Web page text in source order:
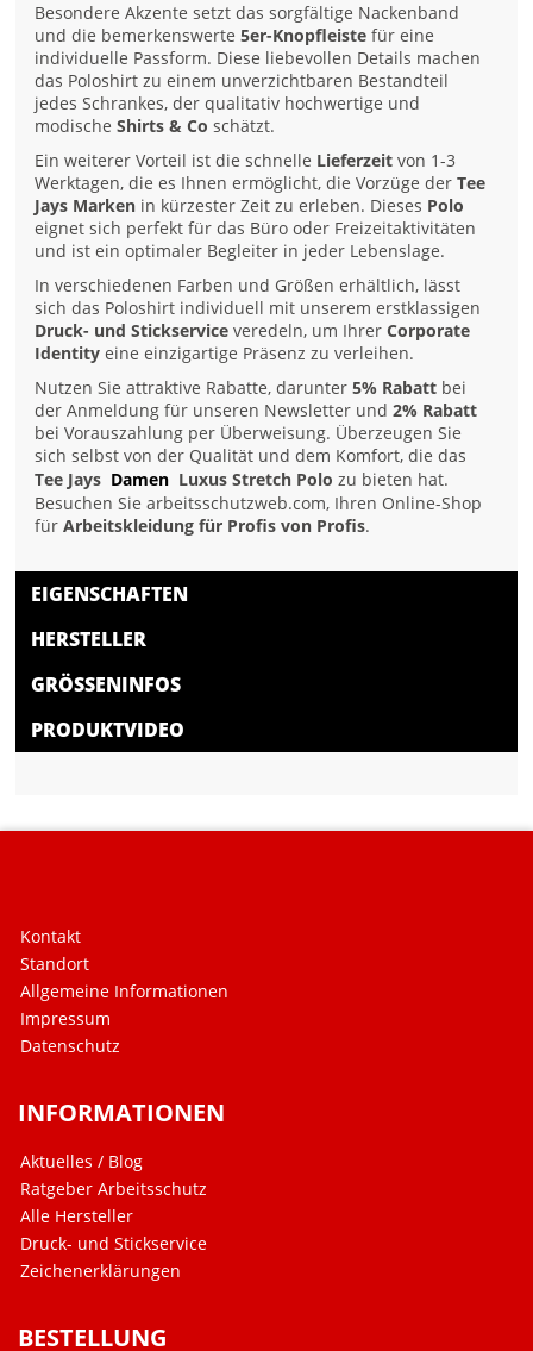
Besondere Akzente setzt das sorgfältige Nackenband
und die bemerkenswerte5er-Knopfleiste für eine
individuelle Passform. Diese liebevollen Details machen
das Poloshirt zu einem unverzichtbaren Bestandteil
jedes Schrankes, der qualitativ hochwertige und
modischeShirts & Co schätzt.
Ein weiterer Vorteil ist die schnelle Lieferzeit von 1-3
Werktagen, die es Ihnen ermöglicht, die Vorzüge derTee
Jays Marken in kürzester Zeit zu erleben. Dieses Polo
eignet sich perfekt für das Büro oder Freizeitaktivitäten
und ist ein optimaler Begleiter in jeder Lebenslage.
In verschiedenen Farben und Größen erhältlich, lässt
sich das Poloshirt individuell mit unserem erstklassigen
Druck- und Stickservice veredeln, um IhrerCorporate
Identity eine einzigartige Präsenz zu verleihen.
Nutzen Sie attraktive Rabatte, darunter5% Rabatt bei
der Anmeldung für unseren Newsletter und2% Rabatt
bei Vorauszahlung per Überweisung. Überzeugen Sie
sich selbst von der Qualität und dem Komfort, die das
Tee Jays Damen Luxus Stretch Polo zu bieten hat.
Besuchen Sie arbeitsschutzweb.com, Ihren Online-Shop
fürArbeitskleidung für Profis von Profis.
EIGENSCHAFTEN
HERSTELLER
GRÖSSENINFOS
PRODUKTVIDEO
Kontakt
Standort
Allgemeine Informationen
Impressum
Datenschutz
INFORMATIONEN
Aktuelles / Blog
Ratgeber Arbeitsschutz
Alle Hersteller
Druck- und Stickservice
Zeichenerklärungen
BESTELLUNG